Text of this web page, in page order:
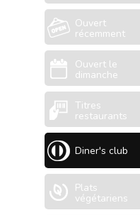
Ouvert
récemment
Ouvert le
dimanche
Titres
restaurants
Diner's club
Plats
végétariens